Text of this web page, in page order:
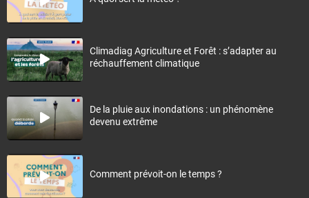
Climadiag Agriculture et Forêt : s’adapter au
réchauffement climatique
De la pluie aux inondations : un phénomène
devenu extrême
Comment prévoit-on le temps ?